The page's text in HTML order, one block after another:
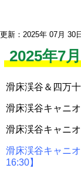
更新：2025年 07月 30日
2025年7
滑床渓谷＆四万
滑床渓谷キャニ
滑床渓谷キャニ
滑床渓谷キャニ
16:30】